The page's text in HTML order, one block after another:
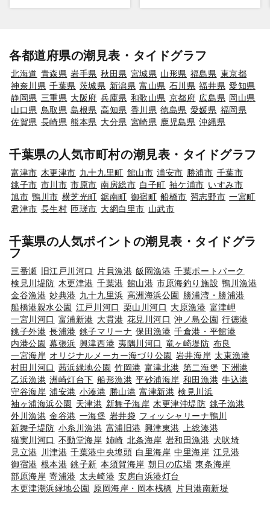
各都道府県の潮見表・タイドグラフ
北海道 青森県 岩手県 秋田県 宮城県 山形県 福島県 東京都
神奈川県 千葉県 茨城県 新潟県 富山県 石川県 福井県 愛知県
静岡県 三重県 大阪府 兵庫県 和歌山県 京都府 広島県 岡山県
山口県 鳥取県 島根県 高知県 香川県 徳島県 愛媛県 福岡県
佐賀県 長崎県 熊本県 大分県 宮崎県 鹿児島県 沖縄県
千葉県の人気市町村の潮見表・タイドグラフ
富津市 木更津市 九十九里町 館山市 浦安市 勝浦市 千葉市
銚子市 市川市 市原市 南房総市 白子町 袖ケ浦市 いすみ市
旭市 鴨川市 横芝光町 鋸南町 御宿町 船橋市 習志野市 一宮町
君津市 長生村 匝瑳市 大網白里市 山武市
千葉県の人気ポイントの潮見表・タイドグラ
フ
三番瀬 旧江戸川河口 片貝漁港 飯岡漁港 千葉ポートパーク
検見川堤防 木更津港 千葉港 館山港 市原海釣り施設 鴨川漁港
金谷漁港 妙典港 九十九里浜 高洲海浜公園 勝浦湾・勝浦港
船橋港親水公園 江戸川河口 栗山川河口 大原漁港 富津岬
一宮川河口 富浦新港 大貫港 花見川河口 沖ノ島公園 行徳港
銚子外港 長浦港 銚子マリーナ 保田漁港 千倉港・平館港
内港公園 幕張浜 興津西港 夷隅川河口 竜ヶ崎堤防 布良
一宮海岸 オリジナルメーカー海づり公園 岩井海岸 太東漁港
村田川河口 茜浜緑地公園 竹岡港 富津北港 第二海堡 下洲港
乙浜漁港 洲崎灯台下 船形漁港 平砂浦海岸 和田漁港 牛込港
守谷海岸 浦安港 小湊港 勝山港 富津新港 検見川浜
袖ヶ浦海浜公園 天津港 新舞子海岸 木更津沖堤防 銚子漁港
外川漁港 金谷港 一海堡 岩井袋 フィッシャリーナ鴨川
新舞子堤防 小糸川漁港 富浦旧港 興津東港
上総湊港
猫実川河口 不動堂海岸 姉崎 北条海岸 岩和田漁港 犬吠埼
見立港
川津港 千葉港中央埠頭 白里海岸 中里海岸 江見港
御宿港 根本港 銚子新 本須賀海岸 朝日の広場 東条海岸
部原海岸 寄浦港 太夫崎港 安房白浜港灯台
木更津潮浜緑地公園
原岡海岸・岡本桟橋 片貝港南新堤